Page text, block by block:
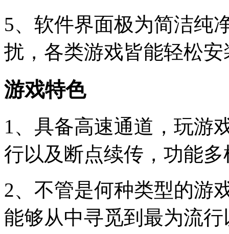
5、软件界面极为简洁纯
扰，各类游戏皆能轻松安
游戏特色
1、具备高速通道，玩游
行以及断点续传，功能多
2、不管是何种类型的游
能够从中寻觅到最为流